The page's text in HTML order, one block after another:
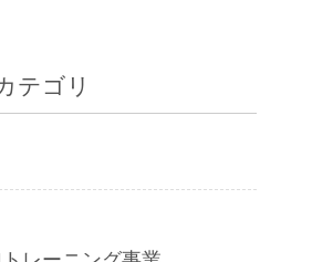
テゴリ